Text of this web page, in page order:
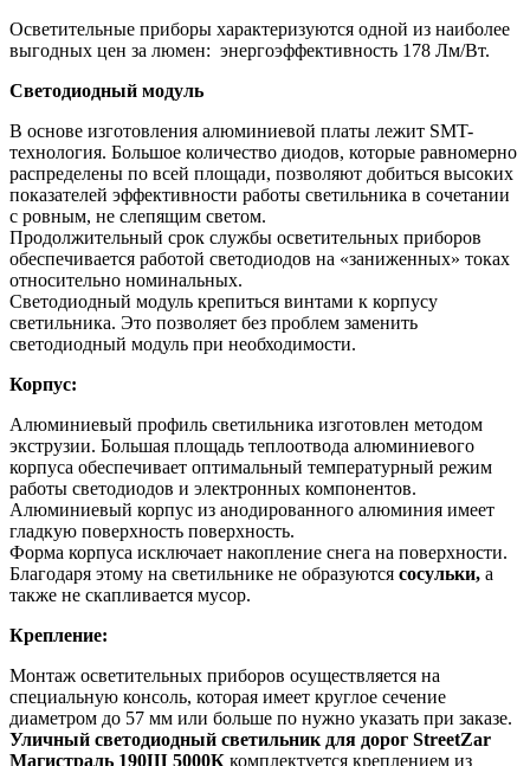
Осветительные приборы характеризуются одной из наиболее
выгодных цен за люмен: энергоэффективность 178 Лм/Вт.
Светодиодный модуль
В основе изготовления алюминиевой платы лежит SMT-
технология. Большое количество диодов, которые равномерно
распределены по всей площади, позволяют добиться высоких
показателей эффективности работы светильника в сочетании
с ровным, не слепящим светом.
Продолжительный срок службы осветительных приборов
обеспечивается работой светодиодов на «заниженных» токах
относительно номинальных.
Светодиодный модуль крепиться винтами к корпусу
светильника. Это позволяет без проблем заменить
светодиодный модуль при необходимости.
Корпус:
Алюминиевый профиль светильника изготовлен методом
экструзии. Большая площадь теплоотвода алюминиевого
корпуса обеспечивает оптимальный температурный режим
работы светодиодов и электронных компонентов.
Алюминиевый корпус из анодированного алюминия имеет
гладкую поверхность поверхность.
Форма корпуса исключает накопление снега на поверхности.
Благодаря этому на светильнике не образуются сосульки, а
также не скапливается мусор.
Крепление:
Монтаж осветительных приборов осуществляется на
специальную консоль, которая имеет круглое сечение
диаметром до 57 мм или больше по нужно указать при заказе.
Уличный светодиодный светильник для дорог StreetZar
Магистраль 190Ш 5000К комплектуется креплением из